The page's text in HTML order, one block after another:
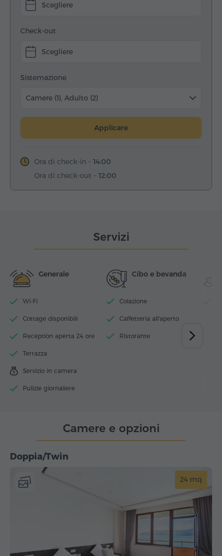
Scegliere
Check-out
Scegliere
Sistemazione
Camere (1), Adulto (2)
Applicare
Ora di check-in – 14:00
Ora di check-out – 12:00
Servizi
Generale
Wi-Fi
Cottage disponibili
Reception aperta 24 ore
Terrazza
Servizio in camera
Pulizie giornaliere
Cibo e bevanda
Colazione
Caffetteria all'aperto
Ristorante
Doppia/Twin
24 mq
Camere e opzioni